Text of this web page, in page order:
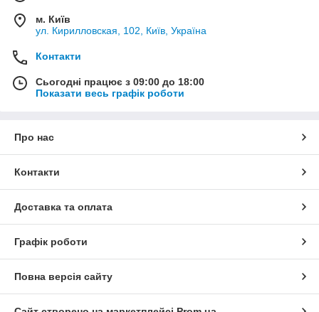
м. Київ
ул. Кирилловская, 102, Київ, Україна
Контакти
Сьогодні працює з 09:00 до 18:00
Показати весь графік роботи
Про нас
Контакти
Доставка та оплата
Графік роботи
Повна версія сайту